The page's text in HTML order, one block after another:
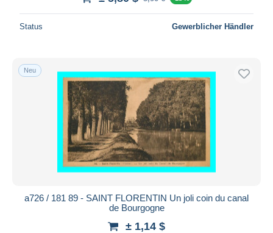
Status Gewerblicher Händler
Neu
a726 / 181 89 - SAINT FLORENTIN Un joli coin du canal
de Bourgogne
± 1,14 $